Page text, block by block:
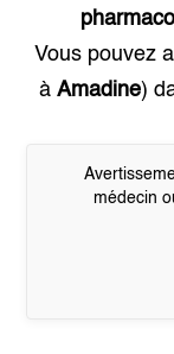
Vous pouvez
à Amadine)
médecin